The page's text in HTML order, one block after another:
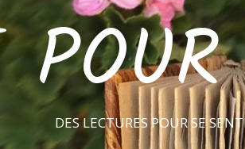
DES LECTURES POUR SE